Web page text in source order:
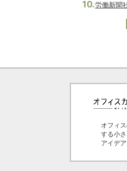
労働新聞
オフィ
する小さ
アイデ